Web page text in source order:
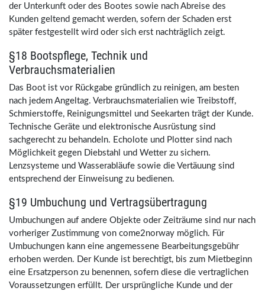
der Unterkunft oder des Bootes sowie nach Abreise des
Kunden geltend gemacht werden, sofern der Schaden erst
später festgestellt wird oder sich erst nachträglich zeigt.
§18 Bootspflege, Technik und
Verbrauchsmaterialien
Das Boot ist vor Rückgabe gründlich zu reinigen, am besten
nach jedem Angeltag. Verbrauchsmaterialien wie Treibstoff,
Schmierstoffe, Reinigungsmittel und Seekarten trägt der Kunde.
Technische Geräte und elektronische Ausrüstung sind
sachgerecht zu behandeln. Echolote und Plotter sind nach
Möglichkeit gegen Diebstahl und Wetter zu sichern.
Lenzsysteme und Wasserabläufe sowie die Vertäuung sind
entsprechend der Einweisung zu bedienen.
§19 Umbuchung und Vertragsübertragung
Umbuchungen auf andere Objekte oder Zeiträume sind nur nach
vorheriger Zustimmung von come2norway möglich. Für
Umbuchungen kann eine angemessene Bearbeitungsgebühr
erhoben werden. Der Kunde ist berechtigt, bis zum Mietbeginn
eine Ersatzperson zu benennen, sofern diese die vertraglichen
Voraussetzungen erfüllt. Der ursprüngliche Kunde und der